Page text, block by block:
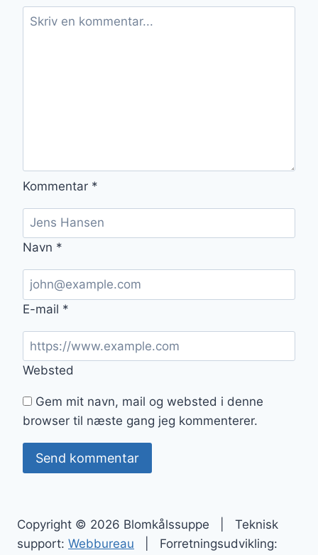
Kommentar *
Navn *
E-mail *
Websted
Gem mit navn, mail og websted i denne
browser til næste gang jeg kommenterer.
Copyright © 2026 Blomkålssuppe | Teknisk
support: Webbureau | Forretningsudvikling: